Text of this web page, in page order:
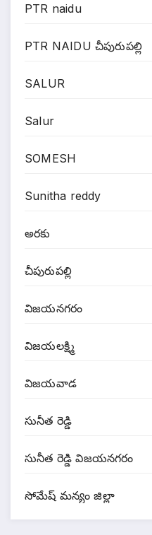
PTR naidu
PTR NAIDU చీపురుపల్లి
SALUR
Salur
SOMESH
Sunitha reddy
అరకు
చీపురుపల్లి
విజయనగరం
విజయలక్ష్మి
విజయవాడ
సునీత రెడ్డి
సునీత రెడ్డి విజయనగరం
సోమేష్ మన్యం జిల్లా